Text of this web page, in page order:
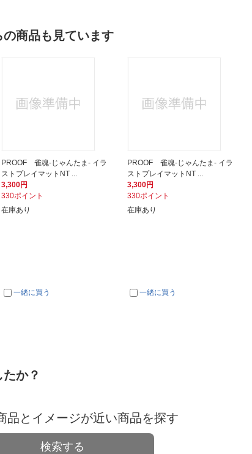
商品も見ています
PROOF 雀魂-じゃんたま- イラ
ストプレイマットNT ...
3,300円
330ポイント
在庫あり
一緒に買う
PROOF 雀魂-じゃんたま- イラ
ストプレイマットNT ...
3,300円
330ポイント
在庫あり
一緒に買う
か？
品とイメージが近い商品を探す
検索する